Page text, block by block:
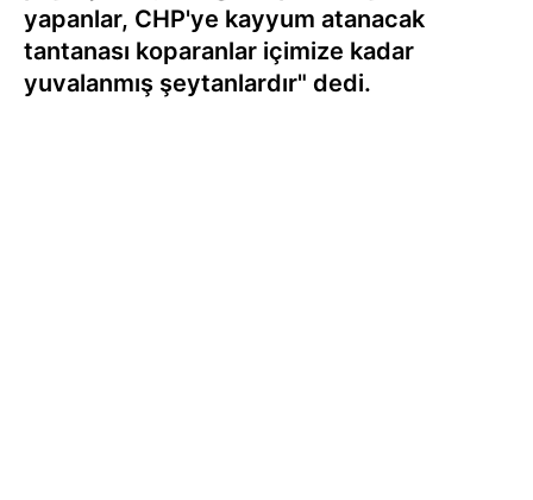
yapanlar, CHP'ye kayyum atanacak
tantanası koparanlar içimize kadar
yuvalanmış şeytanlardır" dedi.